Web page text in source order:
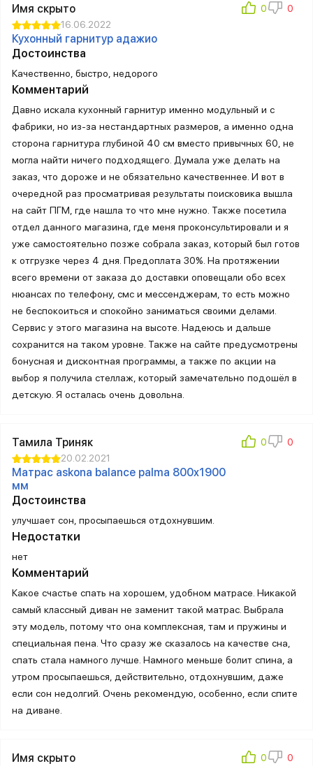
Имя скрыто
16.06.2022
Кухонный гарнитур адажио
Достоинства
Качественно, быстро, недорого
Комментарий
Давно искала кухонный гарнитур именно модульный и с
фабрики, но из-за нестандартных размеров, а именно одна
сторона гарнитура глубиной 40 см вместо привычных 60, не
могла найти ничего подходящего. Думала уже делать на
заказ, что дороже и не обязательно качественнее. И вот в
очередной раз просматривая результаты поисковика вышла
на сайт ПГМ, где нашла то что мне нужно. Также посетила
отдел данного магазина, где меня проконсультировали и я
уже самостоятельно позже собрала заказ, который был готов
к отгрузке через 4 дня. Предоплата 30%. На протяжении
всего времени от заказа до доставки оповещали обо всех
нюансах по телефону, смс и мессенджерам, то есть можно
не беспокоиться и спокойно заниматься своими делами.
Сервис у этого магазина на высоте. Надеюсь и дальше
сохранится на таком уровне. Также на сайте предусмотрены
бонусная и дисконтная программы, а также по акции на
выбор я получила стеллаж, который замечательно подошёл в
детскую. Я осталась очень довольна.
Тамила Триняк
20.02.2021
Матрас askona balance palma 800х1900
мм
Достоинства
улучшает сон, просыпаешься отдохнувшим.
Недостатки
нет
Комментарий
Какое счастье спать на хорошем, удобном матрасе. Никакой
самый классный диван не заменит такой матрас. Выбрала
эту модель, потому что она комплексная, там и пружины и
специальная пена. Что сразу же сказалось на качестве сна,
спать стала намного лучше. Намного меньше болит спина, а
утром просыпаешься, действительно, отдохнувшим, даже
если сон недолгий. Очень рекомендую, особенно, если спите
на диване.
Имя скрыто